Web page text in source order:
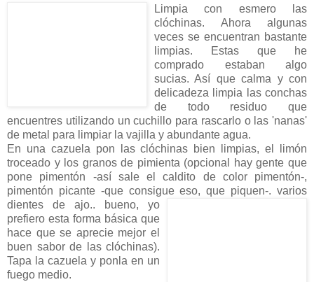
Limpia con esmero las
clóchinas. Ahora algunas
veces se encuentran bastante
limpias. Estas que he
comprado estaban algo
sucias. Así que calma y con
delicadeza limpia las conchas
de todo residuo que
encuentres utilizando un cuchillo para rascarlo o las 'nanas'
de metal para limpiar la vajilla y abundante agua.
En una cazuela pon las clóchinas bien limpias, el limón
troceado y los granos de pimienta (opcional hay gente que
pone pimentón -así sale el caldito de color pimentón-,
pimentón picante -que consigueeso, que piquen-. varios
dientes de ajo.. bueno, yo
prefiero esta forma básica que
hace que se aprecie mejor el
buen sabor de las clóchinas).
Tapa la cazuela y ponla en un
fuego medio.